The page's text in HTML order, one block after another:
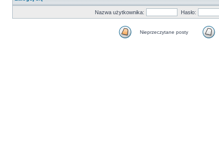
Nazwa użytkownika: Hasło:
Nieprzeczytane posty